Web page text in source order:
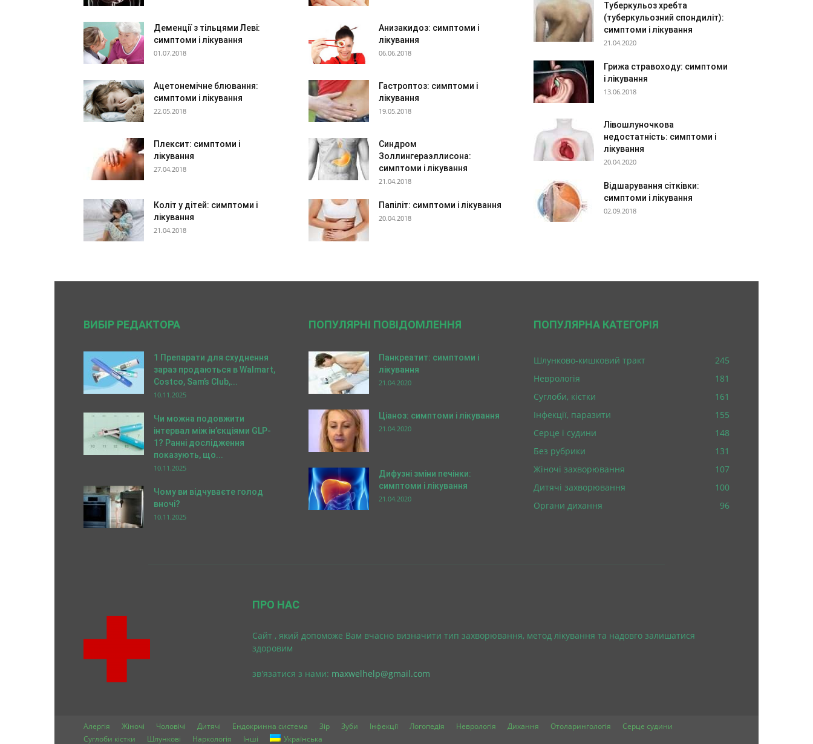
Деменції з тільцями Леві:
симптоми і лікування
01.07.2018
Анизакидоз: симптоми і
лікування
06.06.2018
Ацетонемічне блювання:
симптоми і лікування
22.05.2018
Гастроптоз: симптоми і
лікування
19.05.2018
Плексит: симптоми і
лікування
27.04.2018
Синдром
Золлингераэллисона:
симптоми і лікування
21.04.2018
Коліт у дітей: симптоми і
лікування
21.04.2018
Папіліт: симптоми і лікування
20.04.2018
Туберкульоз хребта
(туберкульозний спондиліт):
симптоми і лікування
21.04.2020
Грижа стравоходу: симптоми
і лікування
13.06.2018
Лівошлуночкова
недостатність: симптоми і
лікування
20.04.2020
Відшарування сітківки:
симптоми і лікування
02.09.2018
ВИБІР РЕДАКТОРА
1 Препарати для схуднення
зараз продаються в Walmart,
Costco, Sam’s Club,...
10.11.2025
Чи можна подовжити
інтервал між ін’єкціями GLP-
1? Ранні дослідження
показують, що...
10.11.2025
Чому ви відчуваєте голод
вночі?
10.11.2025
ПОПУЛЯРНІ ПОВІДОМЛЕННЯ
Панкреатит: симптоми і
лікування
21.04.2020
Ціаноз: симптоми і лікування
21.04.2020
Дифузні зміни печінки:
симптоми і лікування
21.04.2020
ПОПУЛЯРНА КАТЕГОРІЯ
Шлунково-кишковий тракт
245
Неврологія
181
Суглоби, кістки
161
Інфекції, паразити
155
Серце і судини
148
Без рубрики
131
Жіночі захворювання
107
Дитячі захворювання
100
Органи дихання
96
ПРО НАС
Cайт , який допоможе Вам вчасно визначити тип захворювання, метод лікування та надовго залишатися
здоровим
зв'язатися з нами: maxwelhelp@gmail.com
Алергія Жіночі Чоловічі Дитячі Ендокринна система Зір Зуби Інфекції Логопедія Неврологія Дихання Отоларингологія
Серце судини
Суглоби кістки
Шлункові Наркологія Інші Українська